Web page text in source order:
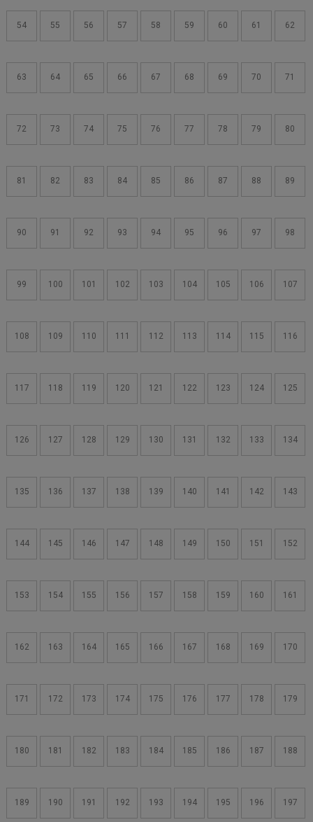
54 55 56 57 58 59 60 61 62
63 64 65 66 67 68 69 70 71
72 73 74 75 76 77 78 79 80
81 82 83 84 85 86 87 88 89
90 91 92 93 94 95 96 97 98
99 100 101 102 103 104 105 106 107
108 109 110 111 112 113 114 115 116
117 118 119 120 121 122 123 124 125
126 127 128 129 130 131 132 133 134
135 136 137 138 139 140 141 142 143
144 145 146 147 148 149 150 151 152
153 154 155 156 157 158 159 160 161
162 163 164 165 166 167 168 169 170
171 172 173 174 175 176 177 178 179
180 181 182 183 184 185 186 187 188
189 190 191 192 193 194 195 196 197